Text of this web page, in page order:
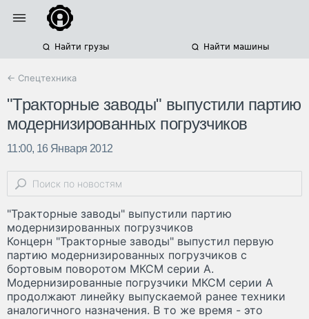
Найти грузы Найти машины
← Спецтехника
"Тракторные заводы" выпустили партию
модернизированных погрузчиков
11:00, 16 Января 2012
"Тракторные заводы" выпустили партию
модернизированных погрузчиков
Концерн "Тракторные заводы" выпустил первую
партию модернизированных погрузчиков с
бортовым поворотом МКСМ серии А.
Модернизированные погрузчики МКСМ серии А
продолжают линейку выпускаемой ранее техники
аналогичного назначения. В то же время - это